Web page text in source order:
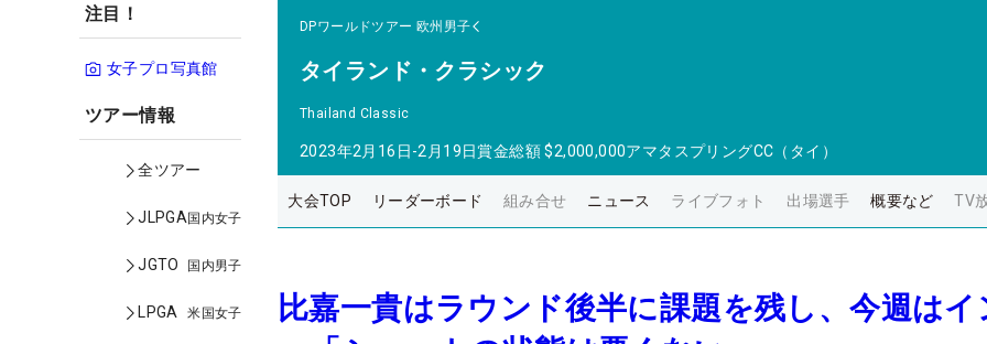
注目！
女子プロ写真館
ツアー情報
全ツアー
JLPGA国内女子
JGTO 国内男子
LPGA 米国女子
DPワールドツアー 欧州男子
タイランド・クラシック
Thailand Classic
2023年2月16日-2月19日賞金総額 $2,000,000アマタスプリングCC（タイ）
大会TOP リーダーボード 組み合せ ニュース ライブフォト 出場選手 概要など TV
比嘉一貴はラウンド後半に課題を残し、今週はイ